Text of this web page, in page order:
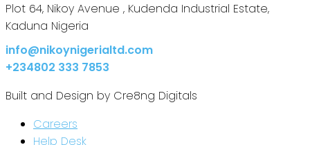
Plot 64, Nikoy Avenue , Kudenda Industrial Estate,
Kaduna Nigeria
info@nikoynigerialtd.com
+234802 333 7853
Built and Design by Cre8ng Digitals
Careers
Help Desk